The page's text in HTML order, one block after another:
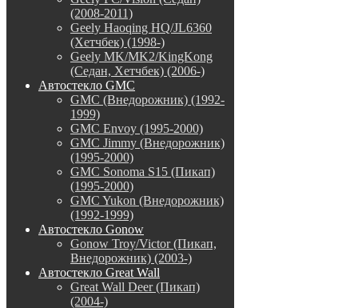
(2008-2011)
Geely Haoqing HQ/JL6360
(Хетчбек) (1998-)
Geely MK/MK2/KingKong
(Седан, Хетчбек) (2006-)
Автостекло GMC
GMC (Внедорожник) (1992-
1999)
GMC Envoy (1995-2000)
GMC Jimmy (Внедорожник)
(1995-2000)
GMC Sonoma S15 (Пикап)
(1995-2000)
GMC Yukon (Внедорожник)
(1992-1999)
Автостекло Gonow
Gonow Troy/Victor (Пикап,
Внедорожник) (2003-)
Автостекло Great Wall
Great Wall Deer (Пикап)
(2004-)